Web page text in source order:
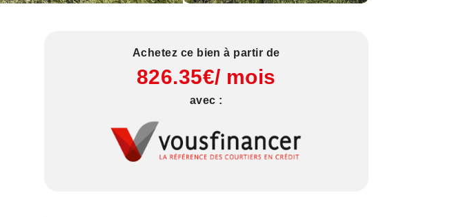
Achetez ce bien à partir de
826.35€/ mois
avec :